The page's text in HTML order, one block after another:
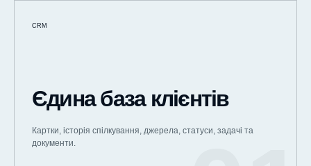
CRM
Єдина база клієнтів
Картки, історія спілкування, джерела, статуси, задачі та
документи.